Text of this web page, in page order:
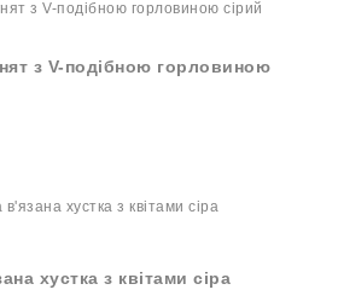
з V-подібною горловиною
хустка з квітами сіра